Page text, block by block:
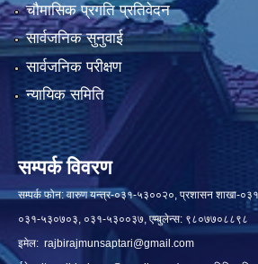
चौमासिक प्रगति प्रतिवेदन
सार्वजनिक सुनुवाई
सार्वजनिक परीक्षण
न्यायिक समिति
सम्पर्क विवरण
सम्पर्क फोन: वारुण यन्त्र-०३१-५३००२०, प्रशासन शाखा-
०३१-५३०७०३, ०३१-५३००३७, एम्बुलेन्स: ९८०७७०८८९८
इमेल: rajbirajmunsaptari@gmail.com